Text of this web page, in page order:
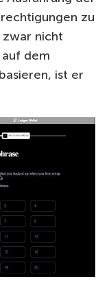
zu
nicht
dem
basieren, ist er